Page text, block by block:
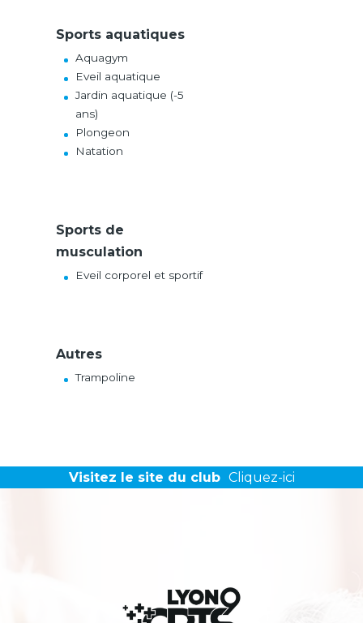
Sports aquatiques
Aquagym
Eveil aquatique
Jardin aquatique (-5
ans)
Plongeon
Natation
Sports de
musculation
Eveil corporel et sportif
Autres
Trampoline
Visitez le site du club Cliquez-ici